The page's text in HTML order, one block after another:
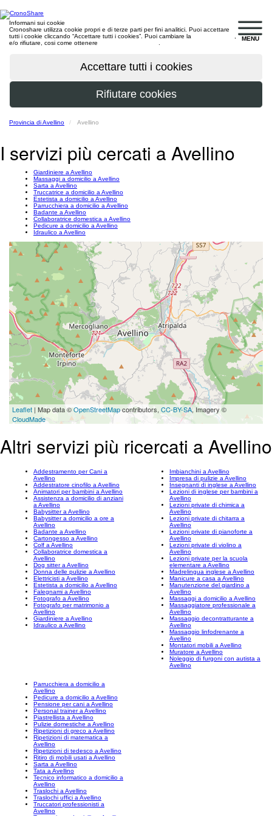
MENU
Informani sui cookie
Cronoshare utilizza cookie propri e di terze parti per fini analitici. Puoi accettare
tutti i cookie cliccando “Accettare tutti i cookies”. Puoi cambiare la
e/o rifiutare, cosi come ottenere
Provincia di Avellino Avellino
I servizi più cercati a Avellino
Giardiniere a Avellino
Massaggi a domicilio a Avellino
Sarta a Avellino
Truccatrice a domicilio a Avellino
Estetista a domicilio a Avellino
Parrucchiera a domicilio a Avellino
Badante a Avellino
Collaboratrice domestica a Avellino
Pedicure a domicilio a Avellino
Idraulico a Avellino
Leaflet | Map data ©OpenStreetMapcontributors, CC-BY-SA, Imagery ©
CloudMade
Altri servizi più ricercati a Avellino
Addestramento per Cani a
Avellino
Addestratore cinofilo a Avellino
Animatori per bambini a Avellino
Assistenza a domicilio di anziani
a Avellino
Babysitter a Avellino
Babysitter a domicilio a ore a
Avellino
Badante a Avellino
Cartongesso a Avellino
Colf a Avellino
Collaboratrice domestica a
Avellino
Dog sitter a Avellino
Donna delle pulizie a Avellino
Elettricisti a Avellino
Estetista a domicilio a Avellino
Falegnami a Avellino
Fotografo a Avellino
Fotografo per matrimonio a
Avellino
Giardiniere a Avellino
Idraulico a Avellino
Imbianchini a Avellino
Impresa di pulizie a Avellino
Insegnanti di inglese a Avellino
Lezioni di inglese per bambini a
Avellino
Lezioni private di chimica a
Avellino
Lezioni private di chitarra a
Avellino
Lezioni private di pianoforte a
Avellino
Lezioni private di violino a
Avellino
Lezioni private per la scuola
elementare a Avellino
Madrelingua inglese a Avellino
Manicure a casa a Avellino
Manutenzione del giardino a
Avellino
Massaggi a domicilio a Avellino
Massaggiatore professionale a
Avellino
Massaggio decontratturante a
Avellino
Massaggio linfodrenante a
Avellino
Montatori mobili a Avellino
Muratore a Avellino
Noleggio di furgoni con autista a
Avellino
Parrucchiera a domicilio a
Avellino
Pedicure a domicilio a Avellino
Pensione per cani a Avellino
Personal trainer a Avellino
Piastrellista a Avellino
Pulizie domestiche a Avellino
Ripetizioni di greco a Avellino
Ripetizioni di matematica a
Avellino
Ripetizioni di tedesco a Avellino
Ritiro di mobili usati a Avellino
Sarta a Avellino
Tata a Avellino
Tecnico informatico a domicilio a
Avellino
Traslochi a Avellino
Traslochi uffici a Avellino
Truccatori professionisti a
Avellino